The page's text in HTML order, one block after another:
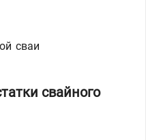
свайного